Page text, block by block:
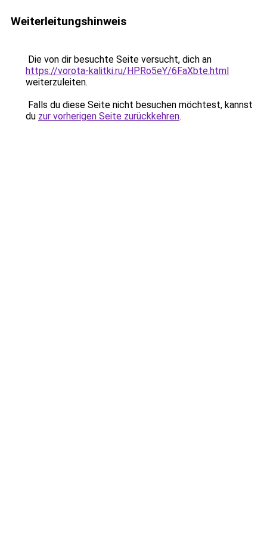
Weiterleitungshinweis
Die von dir besuchte Seite versucht, dich an
https://vorota-kalitki.ru/HPRo5eY/6FaXbte.html
weiterzuleiten.
Falls du diese Seite nicht besuchen möchtest, kannst
du zur vorherigen Seite zurückkehren.